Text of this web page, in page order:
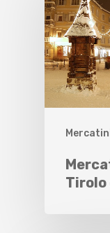
Tirolo